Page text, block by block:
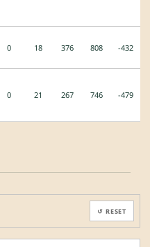
0 18 376 808 -432
0 21 267 746 -479
↺ RESET